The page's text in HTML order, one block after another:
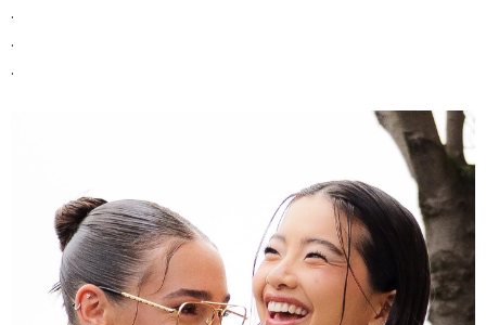
.
.
.